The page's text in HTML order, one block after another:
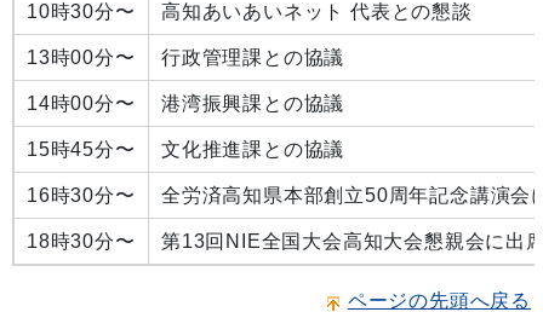
10時30分〜 高知あいあいネット 代表との懇談
13時00分〜 行政管理課との協議
14時00分〜 港湾振興課との協議
15時45分〜 文化推進課との協議
16時30分〜 全労済高知県本部創立50周年記念講演会
18時30分〜 第13回NIE全国大会高知大会懇親会に出
ページの先頭へ戻る